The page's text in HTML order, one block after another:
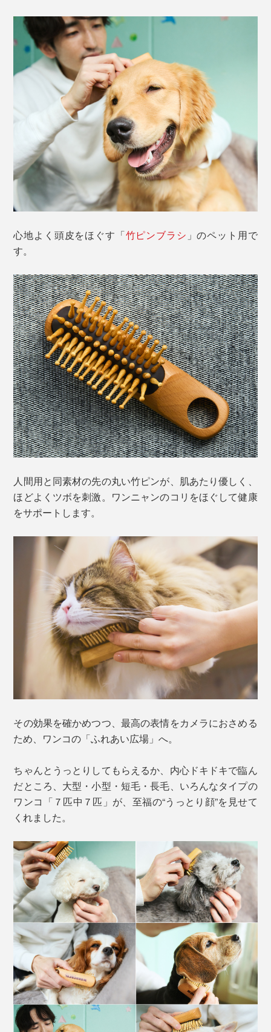
心地よく頭皮をほぐす「竹ピンブラシ 」のペット用で
す。
人間用と同素材の先の丸い竹ピンが、肌あたり優しく、
ほどよくツボを刺激。ワンニャンのコリをほぐして健康
をサポートします。
その効果を確かめつつ、最高の表情をカメラにおさめる
ため、ワンコの「ふれあい広場」へ。
ちゃんとうっとりしてもらえるか、内心ドキドキで臨ん
だところ、大型・小型・短毛・長毛、いろんなタイプの
ワンコ「７匹中７匹」が、至福の“うっとり顔”を見せて
くれました。